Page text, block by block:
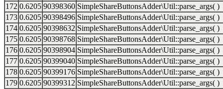
172 0.6205 90398360 SimpleShareButtonsAdder\Util::parse_args( )
173 0.6205 90398496 SimpleShareButtonsAdder\Util::parse_args( )
174 0.6205 90398632 SimpleShareButtonsAdder\Util::parse_args( )
175 0.6205 90398768 SimpleShareButtonsAdder\Util::parse_args( )
176 0.6205 90398904 SimpleShareButtonsAdder\Util::parse_args( )
177 0.6205 90399040 SimpleShareButtonsAdder\Util::parse_args( )
178 0.6205 90399176 SimpleShareButtonsAdder\Util::parse_args( )
179 0.6205 90399312 SimpleShareButtonsAdder\Util::parse_args( )